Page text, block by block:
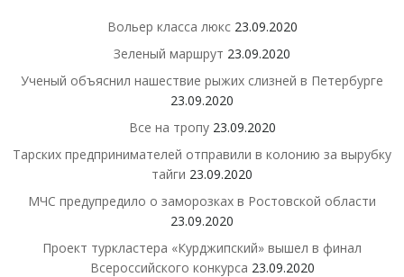
Вольер класса люкс 23.09.2020
Зеленый маршрут 23.09.2020
Ученый объяснил нашествие рыжих слизней в Петербурге
23.09.2020
Все на тропу 23.09.2020
Тарских предпринимателей отправили в колонию за вырубку
тайги 23.09.2020
МЧС предупредило о заморозках в Ростовской области
23.09.2020
Проект туркластера «Курджипский» вышел в финал
Всероссийского конкурса 23.09.2020